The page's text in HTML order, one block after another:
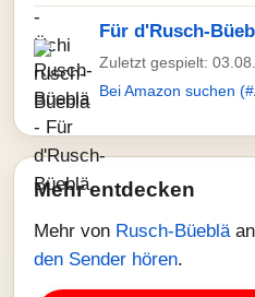
Für d'Rusch-
Zuletzt gespielt:
Bei Amazon suchen
Mehr entdecken
Mehr von Rusch-Büeblä
den Sender hören.